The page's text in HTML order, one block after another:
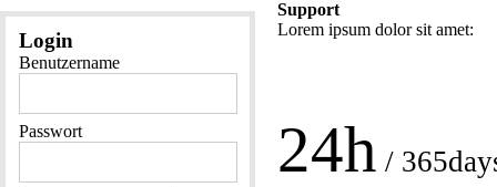
Login
Benutzername
Passwort
Support
Lorem ipsum dolor sit amet:
24h /